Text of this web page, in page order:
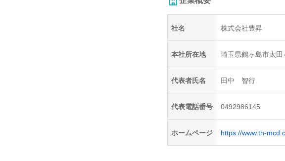
社名 株式会社豊昇
本社所在地 埼玉県鶴ヶ島市太
代表者氏名 田中 智行
代表電話番号 0492986145
ホームページ https://www.th-